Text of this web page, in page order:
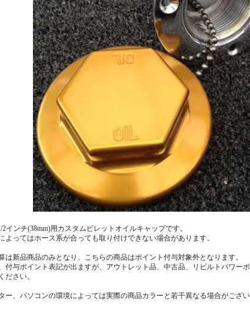
インチ(38mm)用カスタムビレットオイルキャップです。
よってはホース系が合っても取り付けできない場合があります。
は新品商品のみとなり、こちらの商品はポイント付与対象外となります。
付与ポイント表記が出ますが、アウトレット品、中古品、リビルトパワー
ださい。
ー、パソコンの環境によっては実際の商品カラーと若干異なる場合がござ